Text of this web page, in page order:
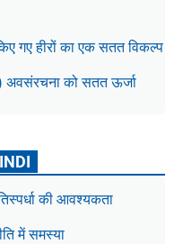
गए हीरों का एक सतत विकल्प
अवसंरचना को सतत ऊर्जा
की आवश्यकता
में समस्या